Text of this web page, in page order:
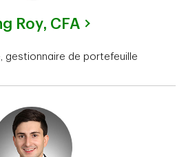
Roy, CFA
gestionnaire de portefeuille